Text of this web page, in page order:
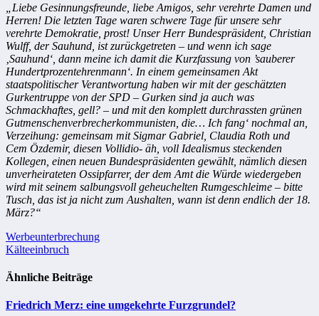
„Liebe Gesinnungsfreunde, liebe Amigos, sehr verehrte Damen und
Herren! Die letzten Tage waren schwere Tage für unsere sehr
verehrte Demokratie, prost! Unser Herr Bundespräsident, Christian
Wulff, der Sauhund, ist zurückgetreten – und wenn ich sage
‚Sauhund‘, dann meine ich damit die Kurzfassung von ’sauberer
Hundertprozentehrenmann‘. In einem gemeinsamen Akt
staatspolitischer Verantwortung haben wir mit der geschätzten
Gurkentruppe von der SPD – Gurken sind ja auch was
Schmackhaftes, gell? – und mit den komplett durchrassten grünen
Gutmenschenverbrecherkommunisten, die… Ich fang‘ nochmal an,
Verzeihung: gemeinsam mit Sigmar Gabriel, Claudia Roth und
Cem Özdemir, diesen Vollidio- äh, voll Idealismus steckenden
Kollegen, einen neuen Bundespräsidenten gewählt, nämlich diesen
unverheirateten Ossipfarrer, der dem Amt die Würde wiedergeben
wird mit seinem salbungsvoll geheuchelten Rumgeschleime – bitte
Tusch, das ist ja nicht zum Aushalten, wann ist denn endlich der 18.
März?“
Beitragsnavigation
Werbeunterbrechung
Kälteeinbruch
Ähnliche Beiträge
Friedrich Merz: eine umgekehrte Furzgrundel?